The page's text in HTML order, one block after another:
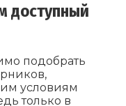
доступный
подобрать
условиям
только в